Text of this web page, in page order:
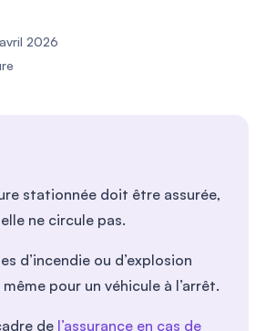
2026
stationnée doit être assurée,
ne circule pas.
d’incendie ou d’explosion
pour un véhicule à l’arrêt.
de l’assurance en cas de